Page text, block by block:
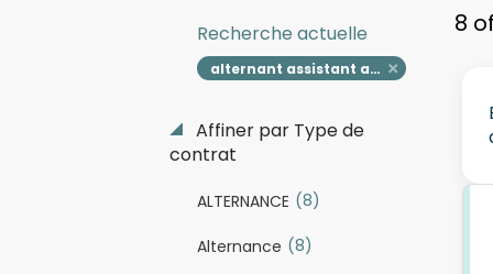
8
Recherche actuelle
alternant assistant affrètement h f
Affiner par Type de
contrat
ALTERNANCE (8)
Alternance (8)